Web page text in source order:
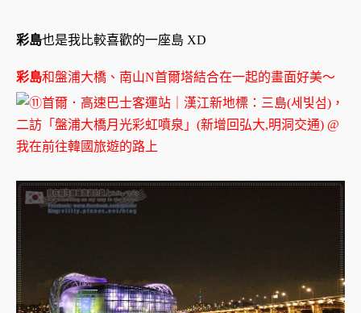
彩島也是我比較喜歡的一座島 XD
彩島和盤浦大橋、南山N首爾塔結合在一起的畫面好美～